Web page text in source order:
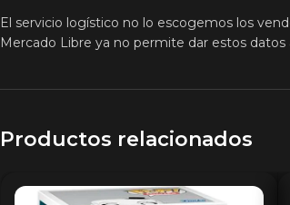
El servicio logístico no lo escogemos los
Mercado Libre ya no permite dar estos
Productos relacionados